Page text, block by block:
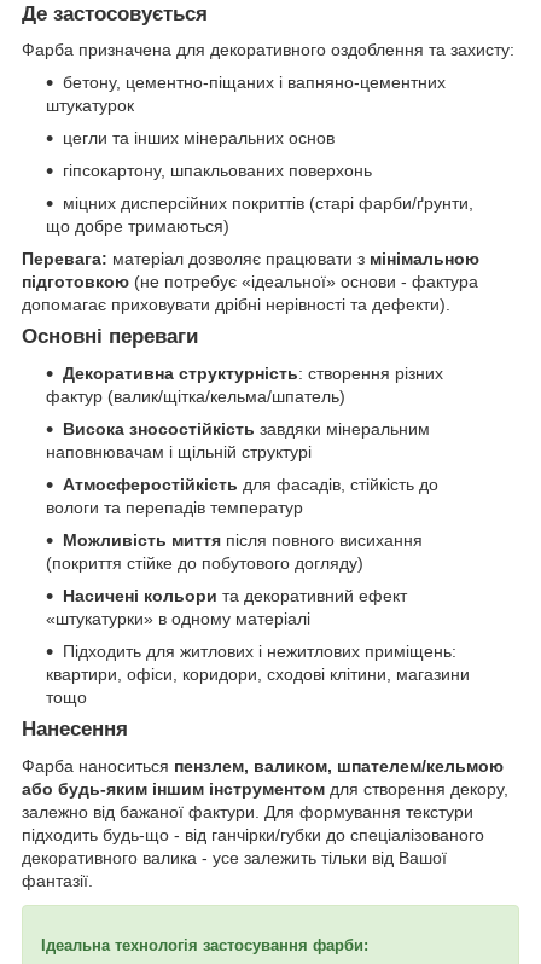
Де застосовується
Фарба призначена для декоративного оздоблення та захисту:
бетону, цементно-піщаних і вапняно-цементних
штукатурок
цегли та інших мінеральних основ
гіпсокартону, шпакльованих поверхонь
міцних дисперсійних покриттів (старі фарби/ґрунти,
що добре тримаються)
Перевага: матеріал дозволяє працювати з мінімальною
підготовкою (не потребує «ідеальної» основи - фактура
допомагає приховувати дрібні нерівності та дефекти).
Основні переваги
Декоративна структурність: створення різних
фактур (валик/щітка/кельма/шпатель)
Висока зносостійкість завдяки мінеральним
наповнювачам і щільній структурі
Атмосферостійкість для фасадів, стійкість до
вологи та перепадів температур
Можливість миття після повного висихання
(покриття стійке до побутового догляду)
Насичені кольори та декоративний ефект
«штукатурки» в одному матеріалі
Підходить для житлових і нежитлових приміщень:
квартири, офіси, коридори, сходові клітини, магазини
тощо
Нанесення
Фарба наноситься пензлем, валиком, шпателем/кельмою
або будь-яким іншим інструментом для створення декору,
залежно від бажаної фактури. Для формування текстури
підходить будь-що - від ганчірки/губки до спеціалізованого
декоративного валика - усе залежить тільки від Вашої
фантазії.
Ідеальна технологія застосування фарби: